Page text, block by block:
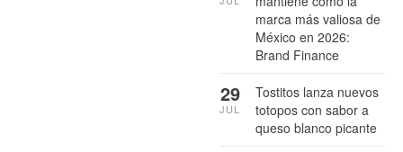
marca más valiosa de
México en 2026:
Brand Finance
Tostitos lanza nuevos
totopos con sabor a
queso blanco picante
29
JUL